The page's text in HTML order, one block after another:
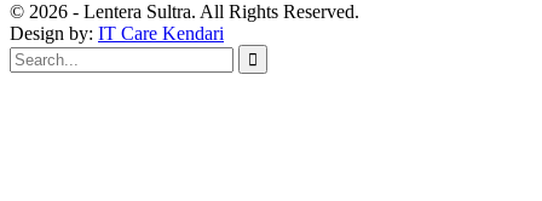
© 2026 - Lentera Sultra. All Rights Reserved.
Design by: IT Care Kendari